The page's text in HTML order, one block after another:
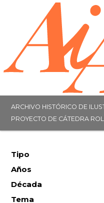
ARCHIVO HISTÓRICO DE
PROYECTO DE CÁTEDRA
Tipo
Años
Década
Tema